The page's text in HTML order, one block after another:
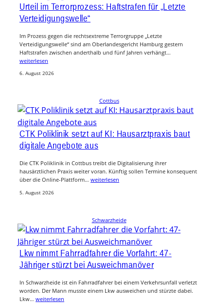
Urteil im Terrorprozess: Haftstrafen für „Letzte
Verteidigungswelle“
Im Prozess gegen die rechtsextreme Terrorgruppe „Letzte
Verteidigungswelle“ sind am Oberlandesgericht Hamburg gestern
Haftstrafen zwischen anderthalb und fünf Jahren verhängt…
weiterlesen
6. August 2026
Cottbus
CTK Poliklinik setzt auf KI: Hausarztpraxis baut
digitale Angebote aus
Die CTK Poliklinik in Cottbus treibt die Digitalisierung ihrer
hausärztlichen Praxis weiter voran. Künftig sollen Termine konsequent
über die Online-Plattform… weiterlesen
5. August 2026
Schwarzheide
Lkw nimmt Fahrradfahrer die Vorfahrt: 47-
Jähriger stürzt bei Ausweichmanöver
In Schwarzheide ist ein Fahrradfahrer bei einem Verkehrsunfall verletzt
worden. Der Mann musste einem Lkw ausweichen und stürzte dabei.
Lkw… weiterlesen